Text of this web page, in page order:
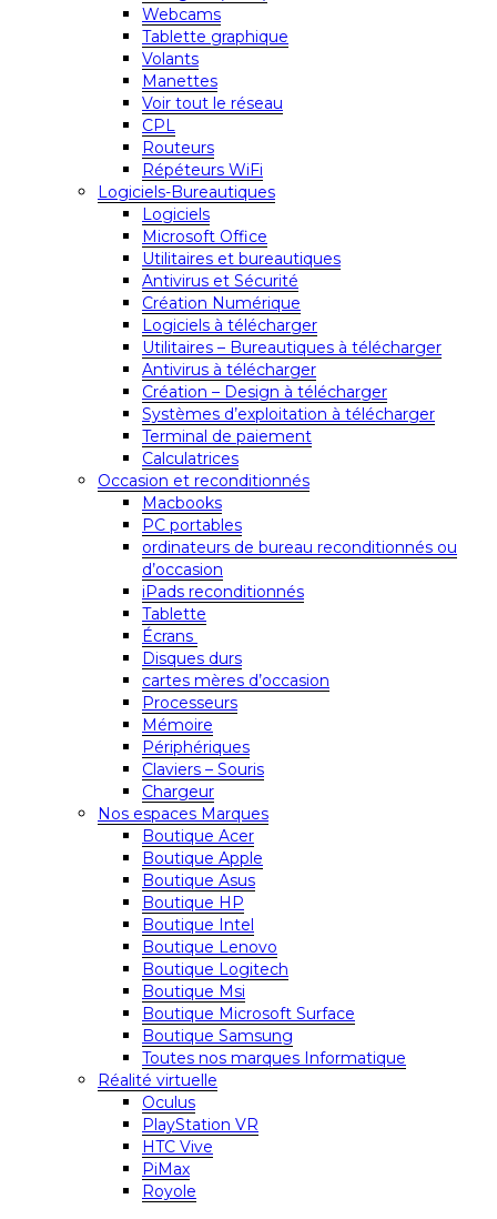
Webcams
Tablette graphique
Volants
Manettes
Voir tout le réseau
CPL
Routeurs
Répéteurs WiFi
Logiciels-Bureautiques
Logiciels
Microsoft Office
Utilitaires et bureautiques
Antivirus et Sécurité
Création Numérique
Logiciels à télécharger
Utilitaires – Bureautiques à télécharger
Antivirus à télécharger
Création – Design à télécharger
Systèmes d’exploitation à télécharger
Terminal de paiement
Calculatrices
Occasion et reconditionnés
Macbooks
PC portables
ordinateurs de bureau reconditionnés ou
d’occasion
iPads reconditionnés
Tablette
Écrans
Disques durs
cartes mères d’occasion
Processeurs
Mémoire
Périphériques
Claviers – Souris
Chargeur
Nos espaces Marques
Boutique Acer
Boutique Apple
Boutique Asus
Boutique HP
Boutique Intel
Boutique Lenovo
Boutique Logitech
Boutique Msi
Boutique Microsoft Surface
Boutique Samsung
Toutes nos marques Informatique
Réalité virtuelle
Oculus
PlayStation VR
HTC Vive
PiMax
Royole